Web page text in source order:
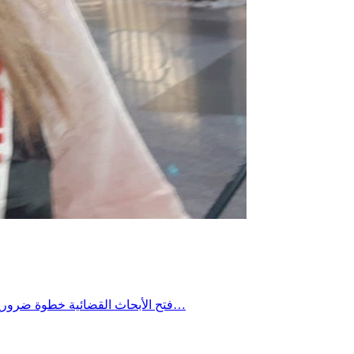
فتح الأبحاث القضائية خطوة ضرورية لكشف الحقيقة وتحديد المسؤوليات، ولا أحد فوق المحاسبة. لكن لا يجوز أن يتحول التحقيق إلى ذريعة لتعطيل القرار السياسي أو إلى مبرر…